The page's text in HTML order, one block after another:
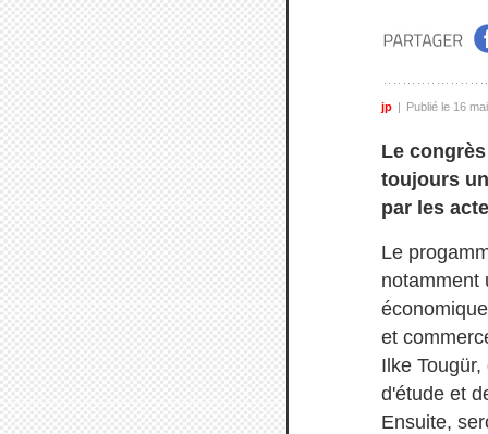
jp Publié le 16
Le
toujours
par les
Le
notamment
et
Ilke
d'étude et
Ensuite,